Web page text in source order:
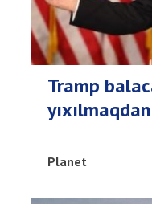
Tramp
Planet